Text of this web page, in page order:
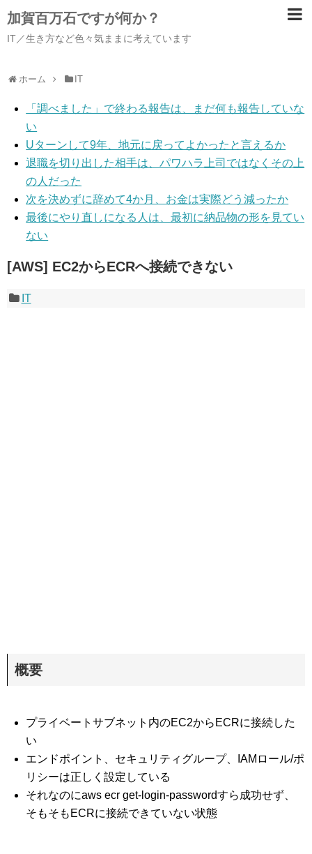
加賀百万石ですが何か？
IT／生き方など色々気ままに考えています
ホーム IT
「調べました」で終わる報告は、まだ何も報告していな
い
Uターンして9年、地元に戻ってよかったと言えるか
退職を切り出した相手は、パワハラ上司ではなくその上
の人だった
次を決めずに辞めて4か月、お金は実際どう減ったか
最後にやり直しになる人は、最初に納品物の形を見てい
ない
[AWS] EC2からECRへ接続できない
IT
概要
プライベートサブネット内のEC2からECRに接続した
い
エンドポイント、セキュリティグループ、IAMロール/ポ
リシーは正しく設定している
それなのにaws ecr get-login-passwordすら成功せず、
そもそもECRに接続できていない状態